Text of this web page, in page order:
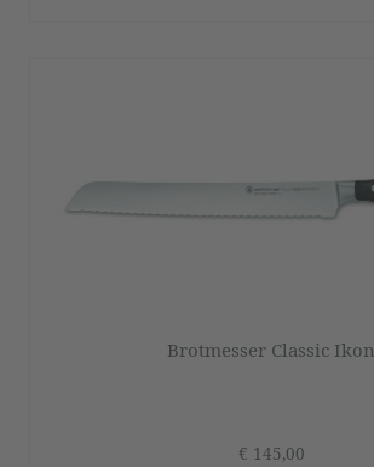
Brotmesser Classic Ikon
€ 145,00